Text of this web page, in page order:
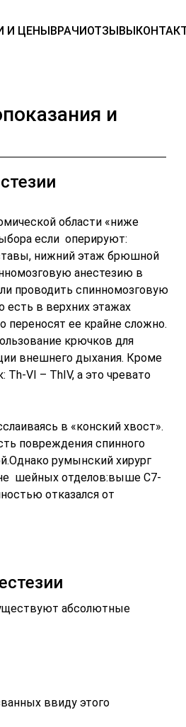
И ЦЕНЫВРАЧИОТЗЫВЫ
и
области «ниже
если оперируют:
нижний этаж брюшной
анестезию в
проводить спинномозговую
есть в верхних этажах
ее крайне сложно.
крючков для
внешнего дыхания. Кроме
VI – ThIV, а это чревато
в «конский хвост».
повреждения спинного
румынский хирург
шейных отделов:выше С7-
отказался от
абсолютные
ввиду этого